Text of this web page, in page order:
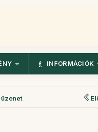
INFORMÁCIÓK
üzenet